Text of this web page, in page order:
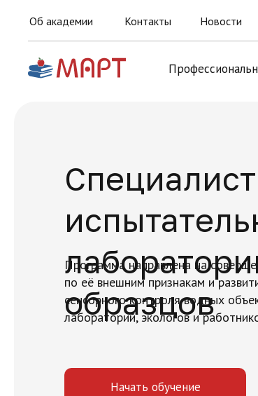
Новости
Контакты
Об академии
Программа направлена на
по её внешним признакам и
сенсорного контроля водных
лабораторий, экологов и
Специалист
образцов
Начать обучение